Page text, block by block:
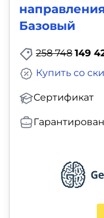
Базовый
258 748 149
Сертификат
Купить со